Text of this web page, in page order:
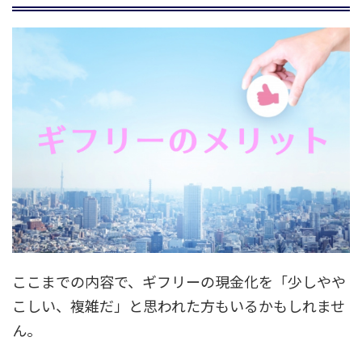
ここまでの内容で、ギフリーの現金化を「少しやや
こしい、複雑だ」と思われた方もいるかもしれませ
ん。